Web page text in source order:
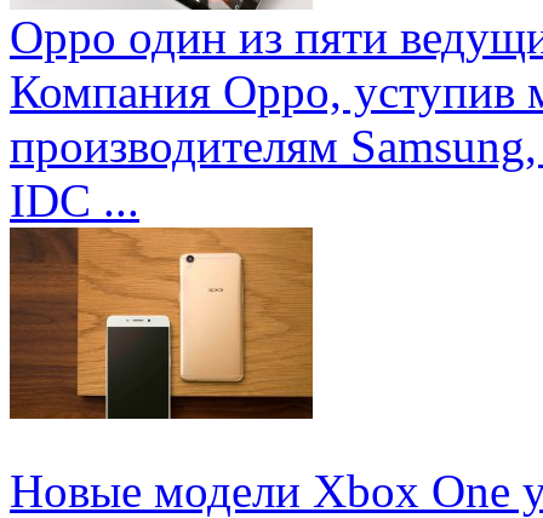
Oppo один из пяти
Компания Oppo, уступив
производителям
IDC ...
Новые модели Xbox One